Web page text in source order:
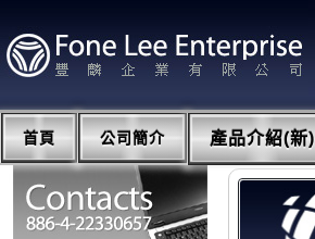
首頁 公司簡介 產品介紹(新)